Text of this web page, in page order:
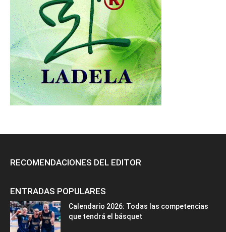
RECOMENDACIONES DEL EDITOR
ENTRADAS POPULARES
Calendario 2026: Todas las competencias
que tendrá el básquet